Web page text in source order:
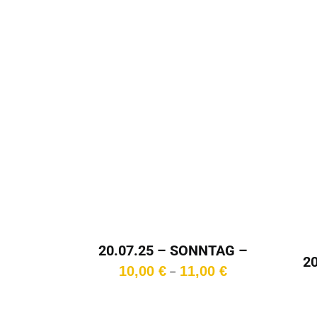
20.07.25 – SONNTAG –
18:00 Uhr
10,00 € – 11,00 €Preisspanne: